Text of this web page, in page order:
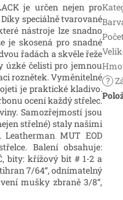
je určen nejen pro
speciálně tvarované
nástroje lze snadno
je skosená pro snadné
řadách a skvěle řeže
úzké čelisti pro jemnou
roznětek. Vyměnitelné
je praktické kladivo.
ocení každý střelec.
Samozřejmostí jsou
střelné) staly našimi
MUT EOD
Balení obsahuje:
bity: křížový bit # 1-2 a
7/64“, odnímatelný
mušky zbraně 3/8“,
?